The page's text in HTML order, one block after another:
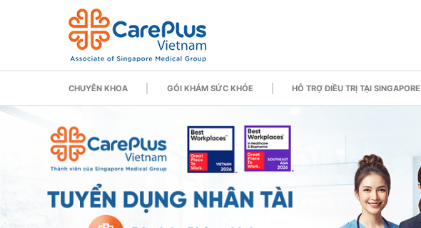
CHUYÊN KHOA GÓI KHÁM SỨC KHỎE HỖ TRỢ ĐIỀU TRỊ TẠI SINGAPORE